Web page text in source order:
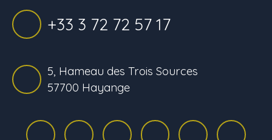
+33 3 72 72 57 17
5, Hameau des Trois Sources
57700 Hayange